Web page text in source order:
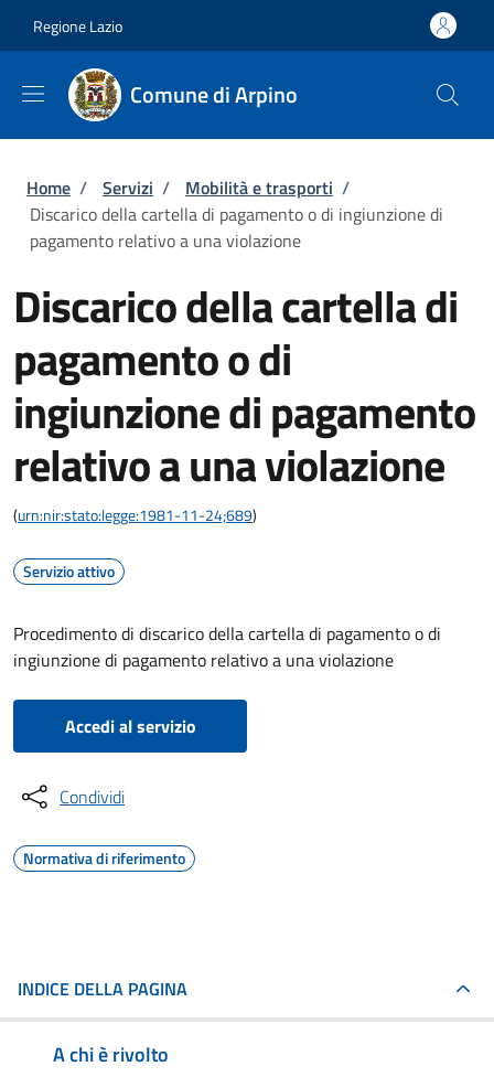
Regione Lazio
Comune di Arpino
Briciole di pane
Home / Servizi / Mobilità e trasporti /
Discarico della cartella di pagamento o di ingiunzione di
pagamento relativo a una violazione
Discarico della cartella di
pagamento o di
ingiunzione di pagamento
relativo a una violazione
(urn:nir:stato:legge:1981-11-24;689)
Servizio attivo
Procedimento di discarico della cartella di pagamento o di
ingiunzione di pagamento relativo a una violazione
Accedi al servizio
Condividi
Normativa di riferimento
INDICE DELLA PAGINA
A chi è rivolto